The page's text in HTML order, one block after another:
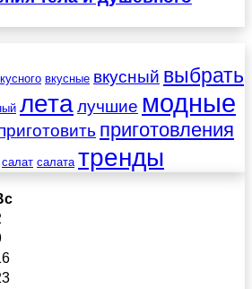
вкусные вкусный выбрать
леталучшие модные
приготовления
салат салата тренды